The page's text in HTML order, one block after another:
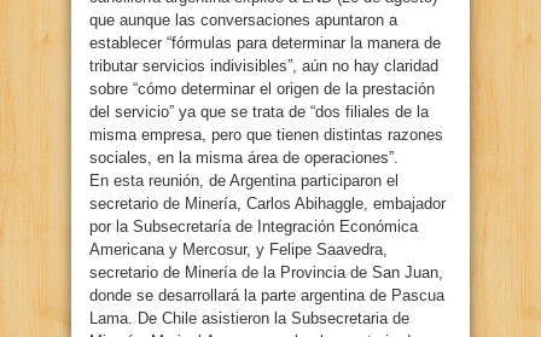
que aunque las conversaciones apuntaron a
establecer “fórmulas para determinar la manera de
tributar servicios indivisibles”, aún no hay claridad
sobre “cómo determinar el origen de la prestación
del servicio” ya que se trata de “dos filiales de la
misma empresa, pero que tienen distintas razones
sociales, en la misma área de operaciones”.
En esta reunión, de Argentina participaron el
secretario de Minería, Carlos Abihaggle, embajador
por la Subsecretaría de Integración Económica
Americana y Mercosur, y Felipe Saavedra,
secretario de Minería de la Provincia de San Juan,
donde se desarrollará la parte argentina de Pascua
Lama. De Chile asistieron la Subsecretaria de